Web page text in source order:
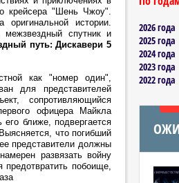
крейсера "Шень Чжоу".
оригинальной истории.
межзвездный спутник и
путь: Дискавери 5
как "номер один",
для представителей
сопротивляющийся
офицера Майкла
ближе, подвергается
что погибший
представители должны
развязать войну
побоище,
2026 года
2025 года
2024 года
2023 года
2022 года